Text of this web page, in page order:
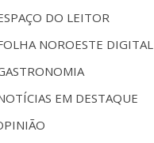
DO LEITOR
NOROESTE DIGITAL
EM DESTAQUE